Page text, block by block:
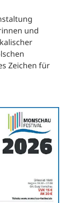
und
Zeichen für